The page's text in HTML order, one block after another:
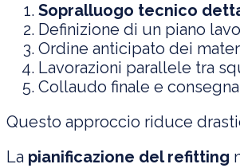
Sopralluogo tecnico
Definizione di un piano
Ordine anticipato dei
Lavorazioni parallele tra
Collaudo finale e consegna
Questo approccio riduce
La pianificazione del refitting